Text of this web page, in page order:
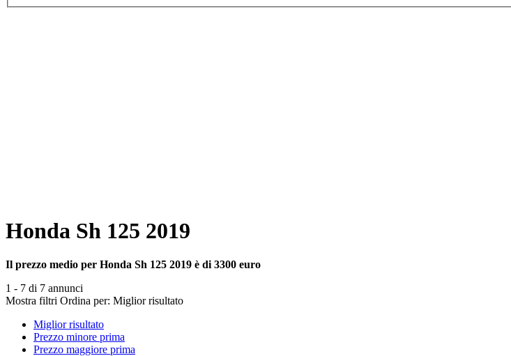
Honda Sh 125 2019
Il prezzo medio per Honda Sh 125 2019 è di 3300 euro
1 - 7 di 7 annunci
Mostra filtri Ordina per: Miglior risultato
Miglior risultato
Prezzo minore prima
Prezzo maggiore prima